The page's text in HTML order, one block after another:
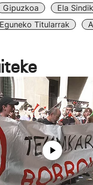
Gipuzkoa Ela
Eguneko Titularrak